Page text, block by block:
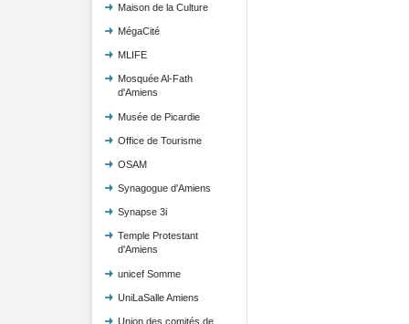
Maison de la Culture
MégaCité
MLIFE
Mosquée Al-Fath
d'Amiens
Musée de Picardie
Office de Tourisme
OSAM
Synagogue d'Amiens
Synapse 3i
Temple Protestant
d'Amiens
unicef Somme
UniLaSalle Amiens
Union des comités de